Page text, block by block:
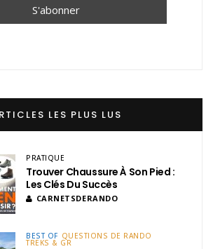
LES PLUS LUS
PRATIQUE
Trouver Chaussure À Son Pied :
Les Clés Du Succès
CARNETSDERANDO
BEST OF QUESTIONS DE RANDO
TREKS & GR